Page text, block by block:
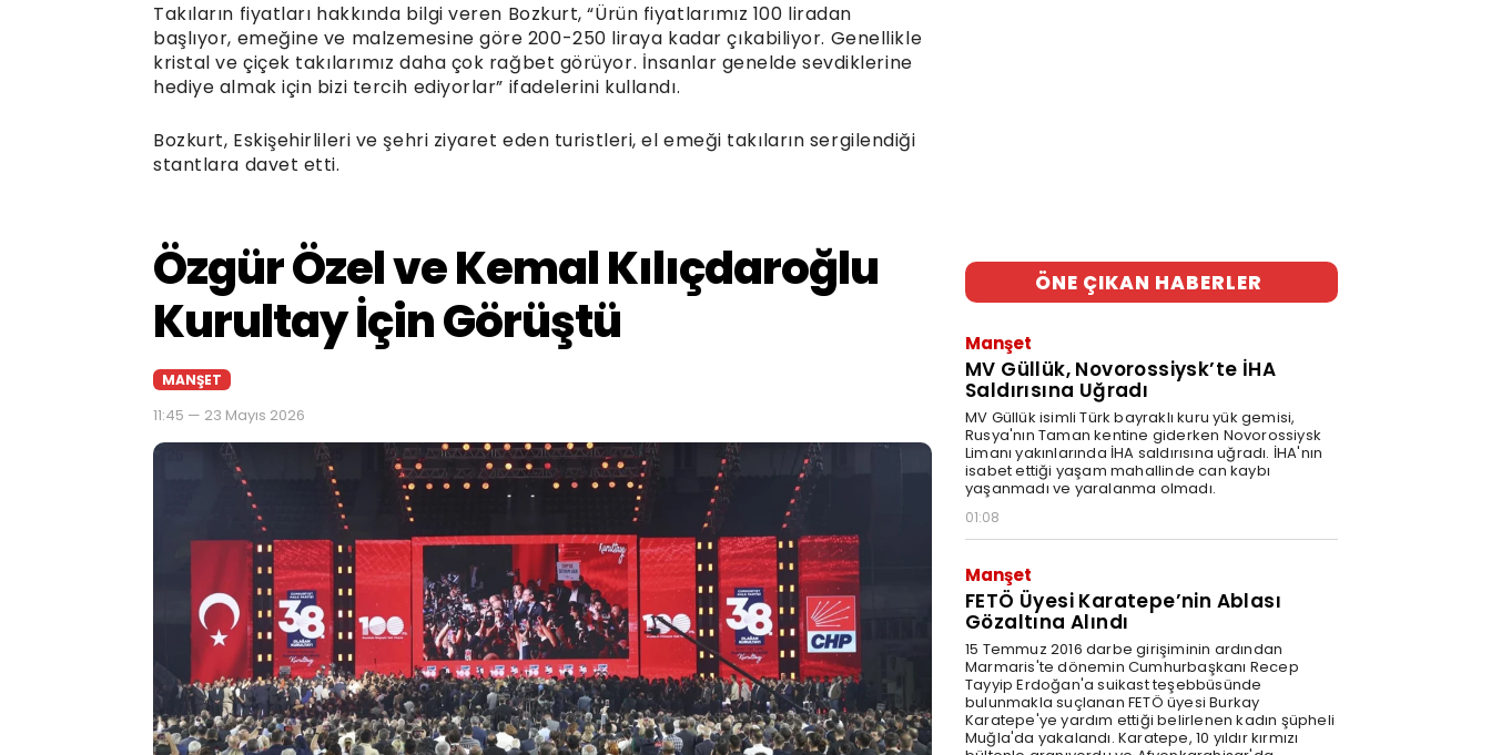
Takıların fiyatları hakkında bilgi veren Bozkurt, “Ürün fiyatlarımız 100 liradan
başlıyor, emeğine ve malzemesine göre 200-250 liraya kadar çıkabiliyor. Genellikle
kristal ve çiçek takılarımız daha çok rağbet görüyor. İnsanlar genelde sevdiklerine
hediye almak için bizi tercih ediyorlar” ifadelerini kullandı.
Bozkurt, Eskişehirlileri ve şehri ziyaret eden turistleri, el emeği takıların sergilendiği
stantlara davet etti.